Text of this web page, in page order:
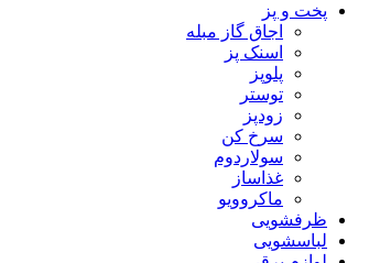
پخت و پز
اجاق گاز مبله
اسنک پز
پلوپز
توستر
زودپز
سرخ کن
سولاردوم
غذاساز
ماکروویو
ظرفشویی
لباسشویی